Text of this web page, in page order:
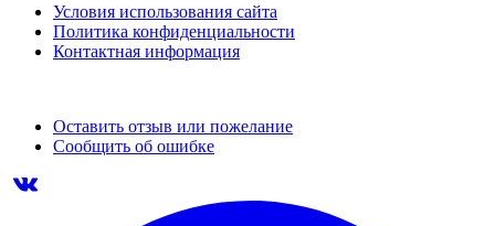
Условия использования сайта
Политика конфиденциальности
Контактная информация
Оставить отзыв или пожелание
Сообщить об ошибке